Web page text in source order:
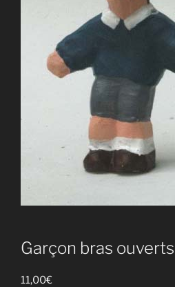
Garçon bras ouverts
11,00€